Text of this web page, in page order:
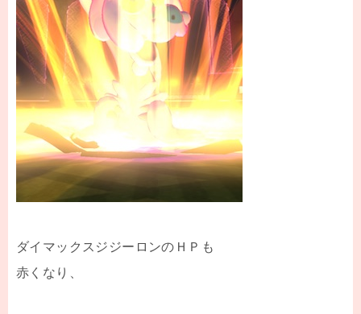
ダイマックスジジーロンのＨＰも
赤くなり、